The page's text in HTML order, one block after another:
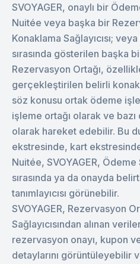
SVOYAGER, onaylı bir
Nuitée veya başka bir
Konaklama Sağlayıcısı;
sırasında gösterilen başka
Rezervasyon Ortağı,
gerçekleştirilen belirli
söz konusu ortak ödeme
işleme ortağı olarak ve bazı
olarak hareket edebilir. Bu
ekstresinde, kart
Nuitée, SVOYAGER, Ödeme
sırasında ya da onayda
tanımlayıcısı görünebilir.
SVOYAGER, Rezervasyon
Sağlayıcısından alınan
rezervasyon onayı, kupon
detaylarını görüntüleyebilir